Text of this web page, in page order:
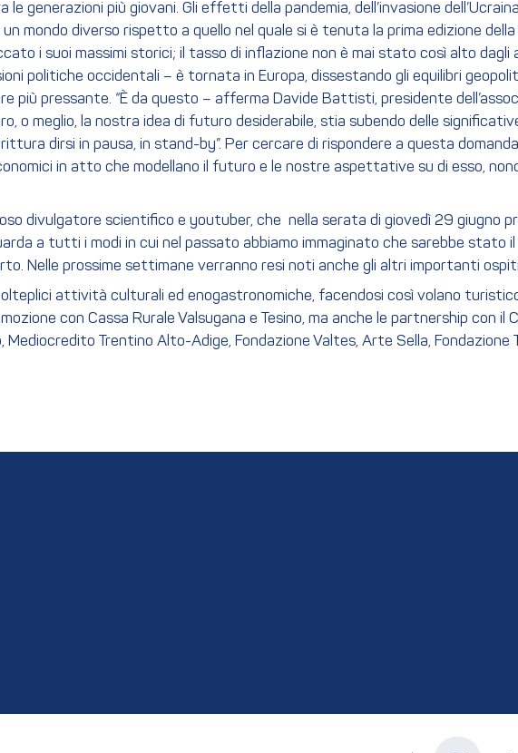
generazioni più giovani. Gli effetti della pandemia, dell’invasione
mondo diverso rispetto a quello nel quale si è tenuta la prima edizione
i suoi massimi storici; il tasso di inflazione non è mai stato così alto
politiche occidentali – è tornata in Europa, dissestando gli equilibri
più pressante. “È da questo – afferma Davide Battisti, presidente
o meglio, la nostra idea di futuro desiderabile, stia subendo delle
dirsi in pausa, in stand-by”. Per cercare di rispondere a questa
in atto che modellano il futuro e le nostre aspettative su di esso,
divulgatore scientifico e youtuber, che nella serata di giovedì 29 giugno
a tutti i modi in cui nel passato abbiamo immaginato che sarebbe stato
Nelle prossime settimane verranno resi noti anche gli altri importanti
attività culturali ed enogastronomiche, facendosi così volano
con Cassa Rurale Valsugana e Tesino, ma anche le partnership con il
Mediocredito Trentino Alto-Adige, Fondazione Valtes, Arte Sella, Fondazione